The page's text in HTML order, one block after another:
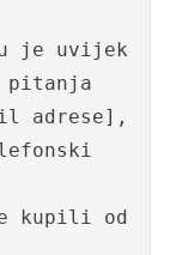
je uvijek
pitanja
adrese],
kupili od